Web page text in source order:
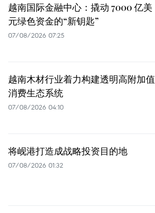
越南国际金融中心：撬动 7000 亿美
元绿色资金的“新钥匙”
07/08/2026 07:25
越南木材行业着力构建透明高附加值
消费生态系统
07/08/2026 04:10
将岘港打造成战略投资目的地
07/08/2026 01:32